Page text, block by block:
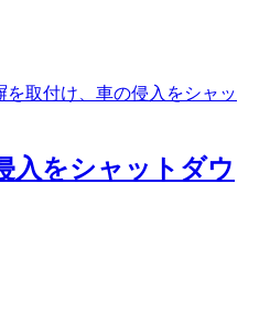
入をシャットダウ